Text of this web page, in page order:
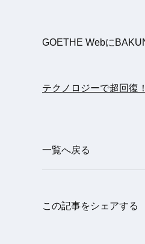
GOETHE Webに
テクノロジーで超回復
一覧へ戻る
この記事をシェアする